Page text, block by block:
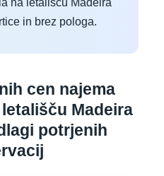
in brez pologa.
cen najema
Madeira
potrjenih